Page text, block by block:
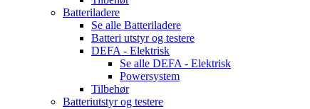
Batteriladere
Se alle Batteriladere
Batteri utstyr og testere
DEFA - Elektrisk
Se alle DEFA - Elektrisk
Powersystem
Tilbehør
Batteriutstyr og testere